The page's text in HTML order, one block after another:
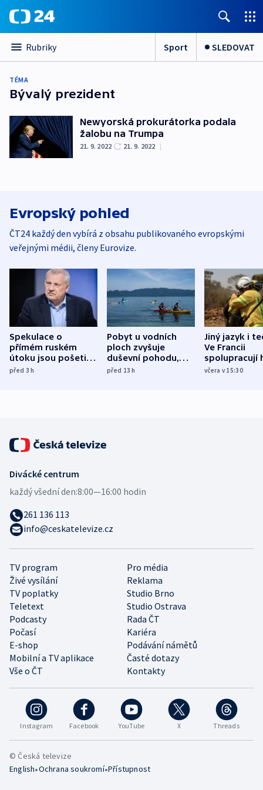
Rubriky Sport SLEDOVAT
TÉMA
Bývalý prezident
Newyorská prokurátorka podala
žalobu na Trumpa
21. 9. 2022 21. 9. 2022 |
Evropský pohled
ČT24 každý den vybírá z obsahu publikovaného evropskými
veřejnými médii, členy Eurovize.
Spekulace o
přímém ruském
útoku jsou pošetilé,
míní estonský
před 3h
Pobyt u vodních
ploch zvyšuje
duševní pohodu,
ukázala
před 13h
Jiný jazyk i
Ve Francii
spolupracují
různých zemí
včera v 15:30
Instagram Facebook YouTube X Threads
TV program
Pro média
Živé vysílání
Reklama
TV poplatky
Studio Brno
Teletext
Studio Ostrava
Podcasty
Rada ČT
Počasí
Kariéra
E-shop
Podávání námětů
Mobilní a TV aplikace
Časté dotazy
Vše o ČT
Kontakty
Divácké centrum
každý všední den:8:00—16:00 hodin
261 136 113
info@ceskatelevize.cz
© Česká televize
English•Ochrana soukromí•Přístupnost